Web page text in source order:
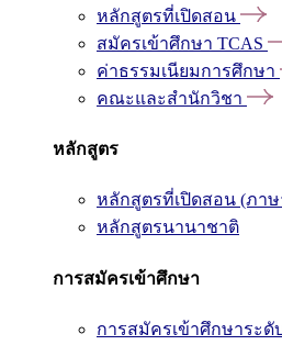
หลักสูตรที่เปิดสอน
สมัครเข้าศึกษา TCAS
ค่าธรรมเนียมการศึกษา
คณะและสำนักวิชา
หลักสูตร
หลักสูตรที่เปิดสอน (ภาษ
หลักสูตรนานาชาติ
การสมัครเข้าศึกษา
การสมัครเข้าศึกษาร